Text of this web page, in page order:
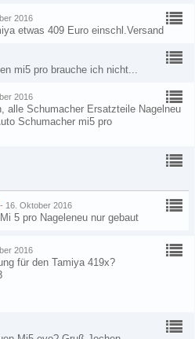
2016
etwas 409 Euro einschl.Versand
mi5 pro brauche ich nicht...
2016
alle Schumacher Ersatzteile Nagelneu
Schumacher mi5 pro
- 16. Oktober 2016
5 pro Nageleneu nur gebaut
2016
für den Tamiya 419x?